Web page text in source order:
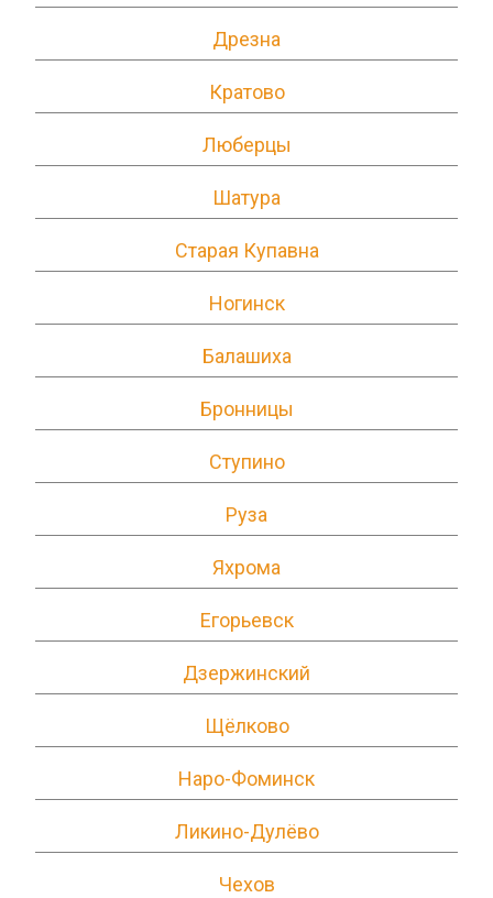
Дрезна
Кратово
Люберцы
Шатура
Старая Купавна
Ногинск
Балашиха
Бронницы
Ступино
Руза
Яхрома
Егорьевск
Дзержинский
Щёлково
Наро-Фоминск
Ликино-Дулёво
Чехов